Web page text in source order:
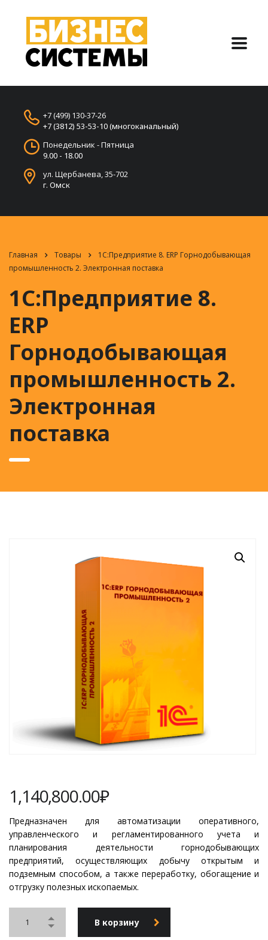
+7 (499) 130-37-26
+7 (3812) 53-53-10 (многоканальный)
Понедельник - Пятница
9.00 - 18.00
ул. Щербанева, 35-702
г. Омск
Главная Товары
1С:Предприятие 8. ERP Горнодобывающая
промышленность 2. Электронная поставка
1С:Предприятие 8.
ERP
Горнодобывающая
промышленность 2.
Электронная
поставка
1,140,800.00₽
Предназначен для автоматизации оперативного,
управленческого и регламентированного учета и
планирования деятельности горнодобывающих
предприятий, осуществляющих добычу открытым и
подземным способом, а также переработку, обогащение и
отгрузку полезных ископаемых.
В корзину